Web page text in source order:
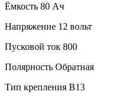
Ёмкость 80 Ач
Напряжение 12 вольт
Пусковой ток 800
Полярность Обратная
Тип крепления B13